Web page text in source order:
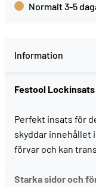
Normalt 3-5
Information
Festool Lockinsats
Perfekt insats för
skyddar innehållet i
förvar och kan
Starka sidor och